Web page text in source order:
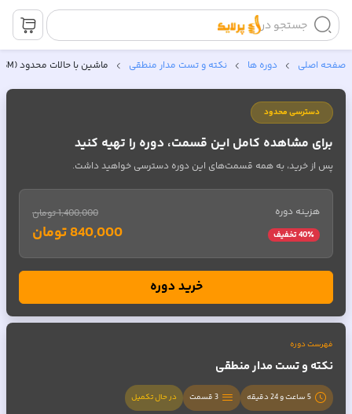
جستجو در
صفحه اصلی دوره ها نکته و تست مدار منطقی ماشین با حالات محدود (FSM)
دسترسی محدود
برای مشاهده کامل این قسمت، دوره را تهیه کنید
پس از خرید، به همه قسمت‌های این دوره دسترسی خواهید داشت.
هزینه دوره
40٪ تخفیف
1,400,000 تومان
840,000 تومان
خرید دوره
فهرست دوره
نکته و تست مدار منطقی
5 ساعت و 24 دقیقه 3قسمت در حال تکمیل